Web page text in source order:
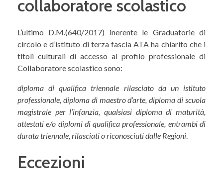
collaboratore scolastico
L’ultimo D.M.(640/2017) inerente le Graduatorie di
circolo e d’istituto di terza fascia ATA ha chiarito che i
titoli culturali di accesso al profilo professionale di
Collaboratore scolastico sono:
diploma di qualifica triennale rilasciato da un istituto
professionale, diploma di maestro d’arte, diploma di scuola
magistrale per l’infanzia, qualsiasi diploma di maturità,
attestati e/o diplomi di qualifica professionale, entrambi di
durata triennale, rilasciati o riconosciuti dalle Regioni
Eccezioni